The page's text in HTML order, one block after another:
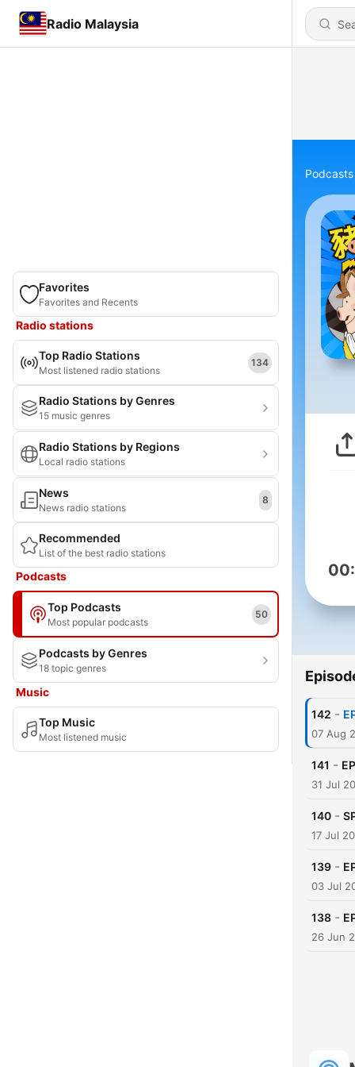
Radio Malaysia
Favorites
Favorites and Recents
Radio stations
Top Radio Stations
Most listened radio stations
134
Radio Stations by Genres
15 music genres
Radio Stations by Regions
Local radio stations
News
News radio stations
8
Recommended
List of the best radio stations
Podcasts
Top Podcasts
Most popular podcasts
50
Podcasts by Genres
18 topic genres
Music
Top Music
Most listened music
Podcasts
142 -
07 Aug
141 -
31 Jul
140 -
17 Jul
139 -
03 Jul
138 -
26 Jun